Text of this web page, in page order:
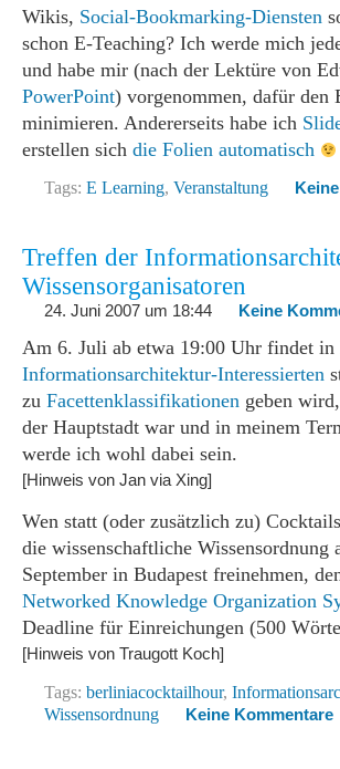
Wikis, Social-Bookmarking-Diensten
schon E-Teaching? Ich werde mich
und habe mir (nach der Lektüre von
PowerPoint) vorgenommen, dafür den
minimieren. Andererseits habe ich
erstellen sich die Folien automatisch
Tags: E Learning, Veranstaltung
Treffen der
Wissensorganisatoren
24. Juni 2007 um 18:44 Keine
Am 6. Juli ab etwa 19:00 Uhr findet
Informationsarchitektur-Interessierten
zu Facettenklassifikationen geben
der Hauptstadt war und in meinem
werde ich wohl dabei sein.
[Hinweis von Jan via Xing]
Wen statt (oder zusätzlich zu)
die wissenschaftliche Wissensordnung
September in Budapest freinehmen,
Networked Knowledge Organization
Deadline für Einreichungen (500
[Hinweis von Traugott Koch]
Tags: berliniacocktailhour,
Wissensordnung
Keine Kommentare